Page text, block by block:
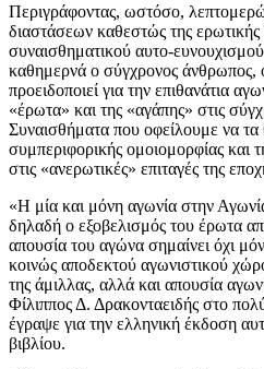
Περιγράφοντας, ωστόσο,
διαστάσεων καθεστώς της ερωτικής
συναισθηματικού αυτο-
καθημερνά ο σύγχρονος άνθρωπος,
προειδοποιεί για την επιθανάτια
«έρωτα» και της «αγάπης» στις
Συναισθήματα που οφείλουμε να
συμπεριφορικής ομοιομορφίας και
στις «ανερωτικές» επιταγές της
«Η μία και μόνη αγωνία στην
δηλαδή ο εξοβελισμός του έρωτα
απουσία του αγώνα σημαίνει όχι
κοινώς αποδεκτού αγωνιστικού
της άμιλλας, αλλά και απουσία
Φίλιππος Δ. Δρακονταειδής στο
έγραψε για την ελληνική έκδοση
βιβλίου.